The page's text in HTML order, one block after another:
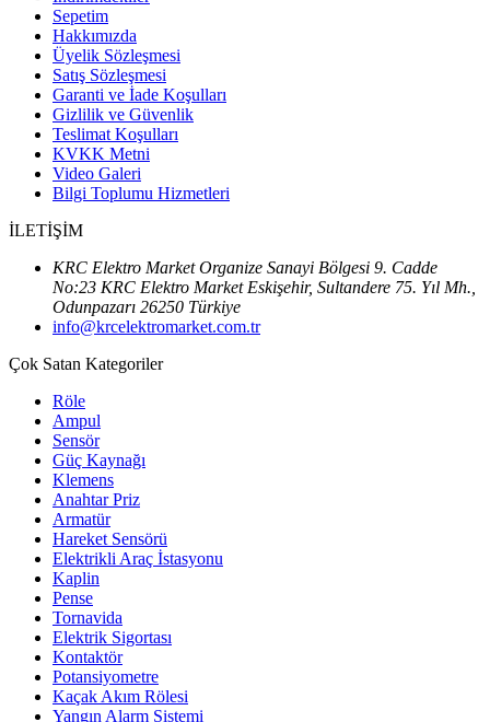
Sepetim
Hakkımızda
Üyelik Sözleşmesi
Satış Sözleşmesi
Garanti ve İade Koşulları
Gizlilik ve Güvenlik
Teslimat Koşulları
KVKK Metni
Video Galeri
Bilgi Toplumu Hizmetleri
İLETİŞİM
KRC Elektro Market Organize Sanayi Bölgesi 9. Cadde
No:23 KRC Elektro Market Eskişehir, Sultandere 75. Yıl Mh.,
Odunpazarı 26250 Türkiye
info@krcelektromarket.com.tr
Çok Satan Kategoriler
Röle
Ampul
Sensör
Güç Kaynağı
Klemens
Anahtar Priz
Armatür
Hareket Sensörü
Elektrikli Araç İstasyonu
Kaplin
Pense
Tornavida
Elektrik Sigortası
Kontaktör
Potansiyometre
Kaçak Akım Rölesi
Yangın Alarm Sistemi